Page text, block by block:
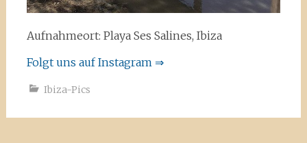
Aufnahmeort: Playa Ses Salines, Ibiza
Folgt uns auf Instagram ⇒
Ibiza-Pics